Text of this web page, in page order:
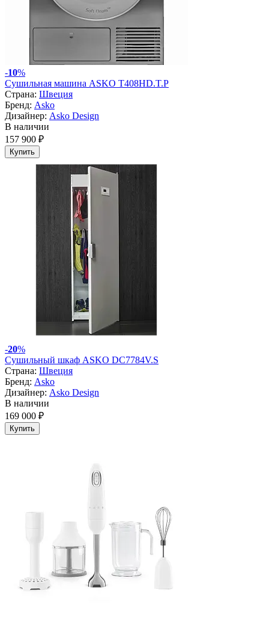
-10%
Сушильная машина ASKO T408HD.T.P
Страна: Швеция
Бренд: Asko
Дизайнер: Asko Design
В наличии
157 900 ₽
Купить
-20%
Сушильный шкаф ASKO DC7784V.S
Страна: Швеция
Бренд: Asko
Дизайнер: Asko Design
В наличии
169 000 ₽
Купить